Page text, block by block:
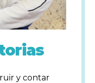
y contar